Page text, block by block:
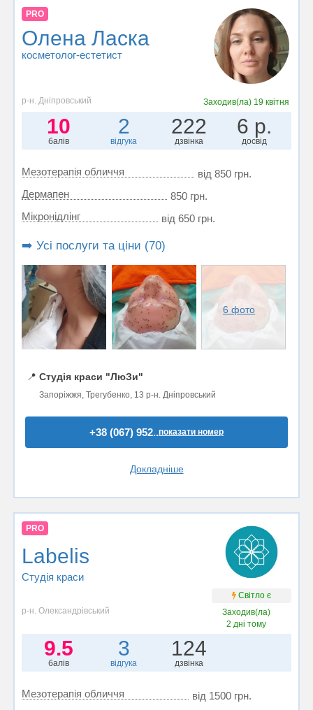
PRO
Олена Ласка
косметолог-естетист
р-н. Дніпровський Заходив(ла) 19 квітня
10
балів
2
відгука
222
дзвінка
6 р.
досвід
Мезотерапія обличчя
від 850 грн.
Дермапен
850 грн.
Мікронідлінг
від 650 грн.
➡️ Усі послуги та ціни (70)
6 фото
📍 Студія краси "ЛюЗи"
Запоріжжя, Трегубенко, 13 р-н. Дніпровський
+38 (067) 952..показати номер
Докладніше
PRO
Labelis
Студія краси
Світло є
р-н. Олександрівський
Заходив(ла)
2 дні тому
9.5
балів
3
відгука
124
дзвінка
Мезотерапія обличчя від 1500 грн.